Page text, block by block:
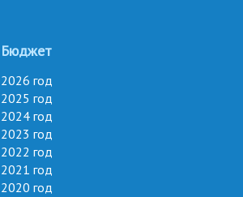
Бюджет
2026 год
2025 год
2024 год
2023 год
2022 год
2021 год
2020 год